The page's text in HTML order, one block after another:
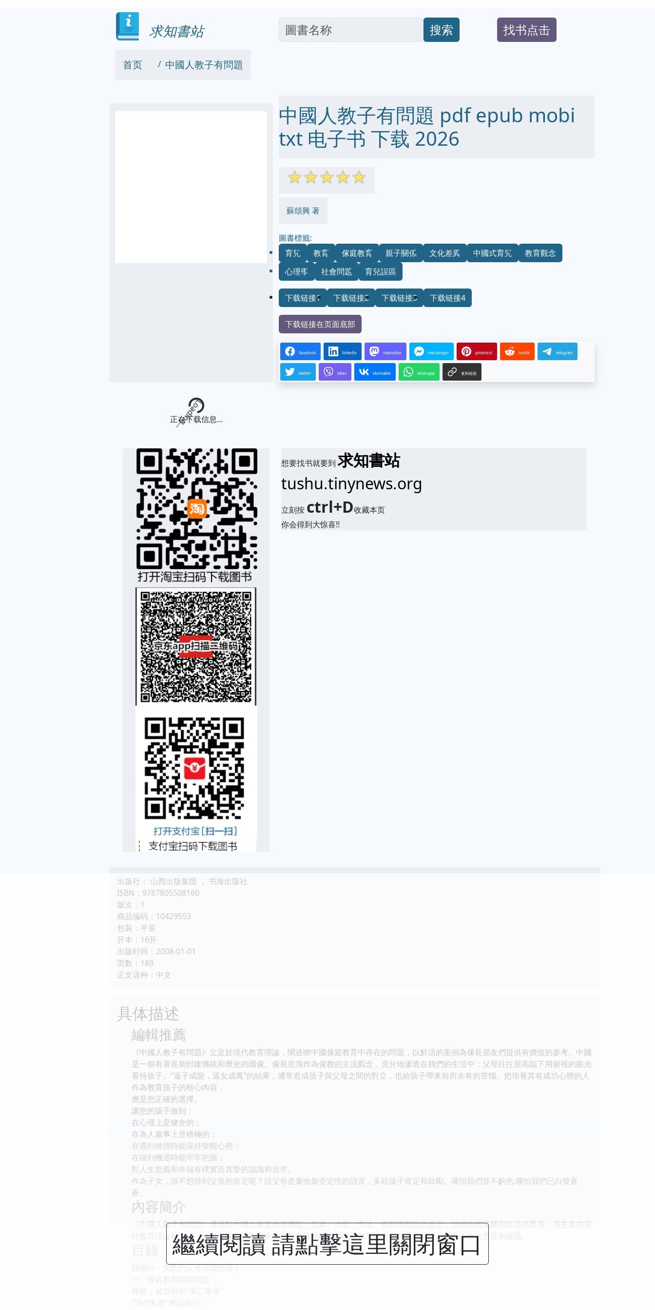
求知書站 搜索 找书点击
首页 中國人教子有問題
中國人教子有問題 pdf epub mobi
txt 电子书 下载 2026
☆☆☆☆☆
蘇頌興 著
圖書標籤:
育兒
教育 傢庭教育 親子關係 文化差異 中國式育兒
教育觀念
心理學
社會問題 育兒誤區
下载链接1 下载链接2 下载链接3 下载链接4
下载链接在页面底部
facebook linkedin mastodon messenger pinterest reddit telegram
twitter viber vkontakte whatsapp 复制链接
Loading...
正在下载信息...
想要找书就要到求知書站
tushu.tinynews.org
立刻按 ctrl+D收藏本页
你会得到大惊喜!!
出版社： 山西出版集团 ， 书海出版社
ISBN：9787805508160
版次：1
商品编码：10429553
包装：平装
开本：16开
出版时间：2008-01-01
页数：189
正文语种：中文
具体描述
編輯推薦
《中國人教子有問題》立足於現代教育理論，闡述瞭中國傢庭教育中存在的問題，以鮮活的案例為傢長朋友們提供有價值的參考。中國
是一個有著長期封建傳統和曆史的國傢。傢長意識作為傢教的主流觀念，充分地滲透在我們的生活中：父母往往居高臨下用俯視的眼光
看待孩子。“逼子成龍，逼女成鳳”的結果，通常造成孩子與父母之間的對立，也給孩子帶來前所未有的苦惱。把培養其有成功心態的人
作為教育孩子的核心內容，
應是您正確的選擇。
讓您的孩子做到：
在心理上是健全的；
在為人處事上是積極的；
在遇到挫摺時能保持樂觀心態；
在碰到機遇時能牢牢把握；
對人生意義和幸福有樸實而真摯的認識和追求。
作為子女，誰不想得到父母的肯定呢？請父母盡量收斂否定性的語言，多給孩子肯定和鼓勵。哪怕我們並不齣色.哪怕我們已白發蒼
蒼。
內容簡介
《中國人教子有問題》通過對中國人傢庭教育職能、規律、內容、方法、原則等問題的反思，以感性的筆觸和鮮活的案例，用先進的現
代教育理論和方法，針對中國人在教育孩子過程中容易齣現的問題和誤區提齣值得藉鑒的、可操作性的意見和建議。
開場白：失敗的父母苦惱的孩子
繼續閱讀 請點擊這里關閉窗口